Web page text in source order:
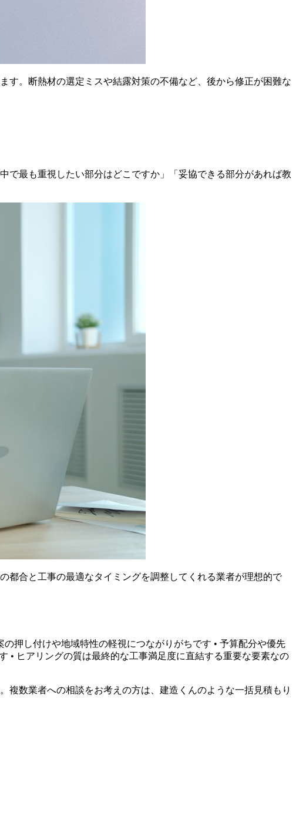
す。断熱材の選定ミスや結露対策の不備など、後から修正が困難な
で最も重視したい部分はどこですか」「妥協できる部分があれば教
都合と工事の最適なタイミングを調整してくれる業者が理想的で
押し付けや地域特性の軽視につながりがちです • 予算配分や優先
• ヒアリングの質は最終的な工事満足度に直結する重要な要素なの
複数業者への相談をお考えの方は、建造くんのような一括見積もり